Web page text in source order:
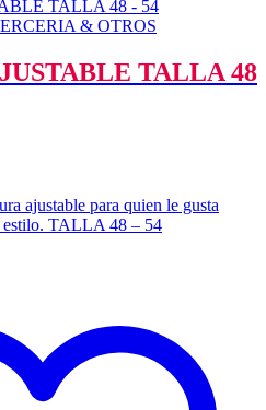
& OTROS
TALLA 48
ajustable para quien le gusta
estilo. TALLA 48 – 54